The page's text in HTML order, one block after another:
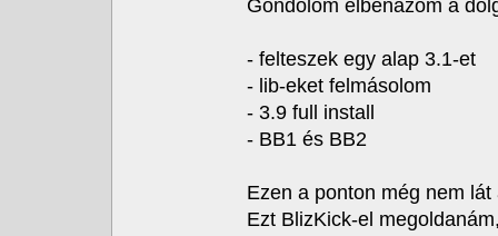
Gondolom elbénázom a
- felteszek egy alap 3.1-et
- lib-eket felmásolom
- 3.9 full install
- BB1 és BB2
Ezen a ponton még nem
Ezt BlizKick-el